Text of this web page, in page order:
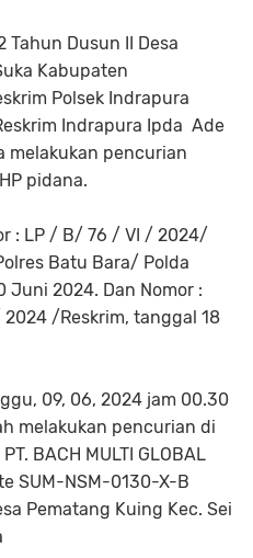
Tahun Dusun II Desa
Kabupaten
Polsek Indrapura
Indrapura Ipda Ade
melakukan pencurian
pidana.
: LP / B/ 76 / VI / 2024/
Batu Bara/ Polda
Juni 2024. Dan Nomor :
/Reskrim, tanggal 18
09, 06, 2024 jam 00.30
melakukan pencurian di
BACH MULTI GLOBAL
SUM-NSM-0130-X-B
Pematang Kuing Kec. Sei